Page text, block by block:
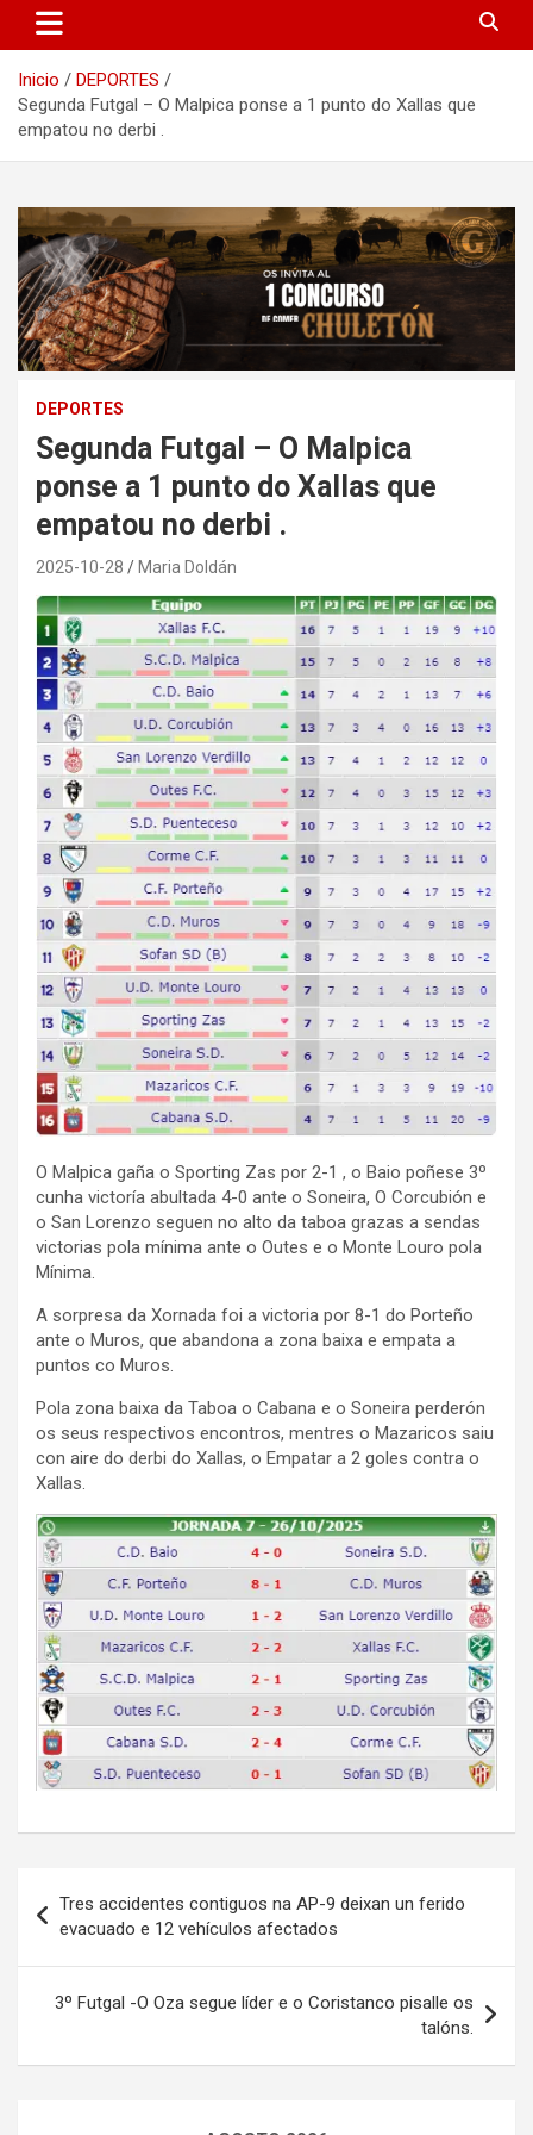
Inicio
DEPORTES
Segunda Futgal – O Malpica ponse a 1 punto do Xallas que
empatou no derbi .
DEPORTES
Segunda Futgal – O Malpica
ponse a 1 punto do Xallas que
empatou no derbi .
2025-10-28 Maria Doldán
O Malpica gaña o Sporting Zas por 2-1 , o Baio poñese 3º
cunha victoría abultada 4-0 ante o Soneira, O Corcubión e
o San Lorenzo seguen no alto da taboa grazas a sendas
victorias pola mínima ante o Outes e o Monte Louro pola
Mínima.
A sorpresa da Xornada foi a victoria por 8-1 do Porteño
ante o Muros, que abandona a zona baixa e empata a
puntos co Muros.
Pola zona baixa da Taboa o Cabana e o Soneira perderón
os seus respectivos encontros, mentres o Mazaricos saiu
con aire do derbi do Xallas, o Empatar a 2 goles contra o
Xallas.
de
entradas
Tres accidentes contiguos na AP-9 deixan un ferido
evacuado e 12 vehículos afectados
3º Futgal -O Oza segue líder e o Coristanco pisalle os
talóns.